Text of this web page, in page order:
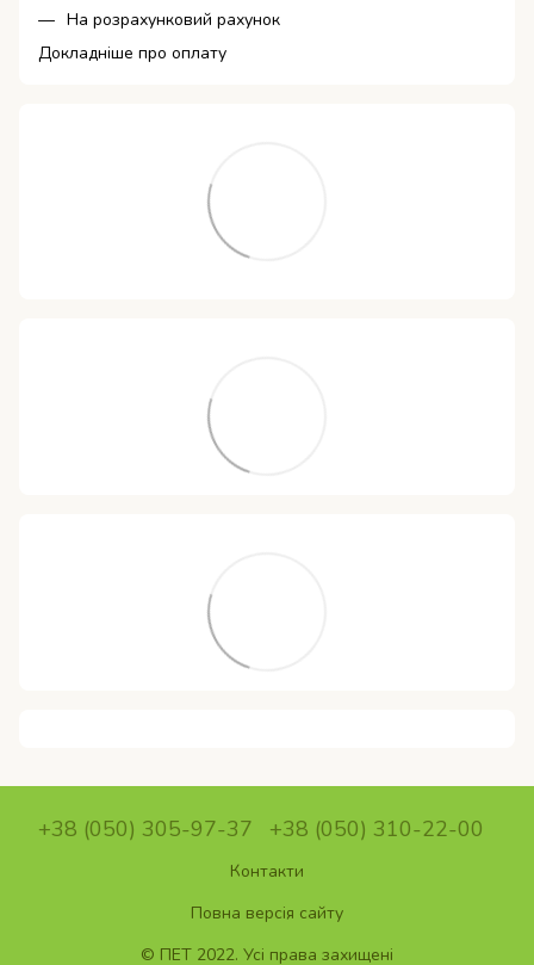
На розрахунковий рахунок
Докладніше про оплату
+38 (050) 305-97-37 +38 (050) 310-22-00
Контакти
Повна версія сайту
© ПET 2022. Усі права захищені